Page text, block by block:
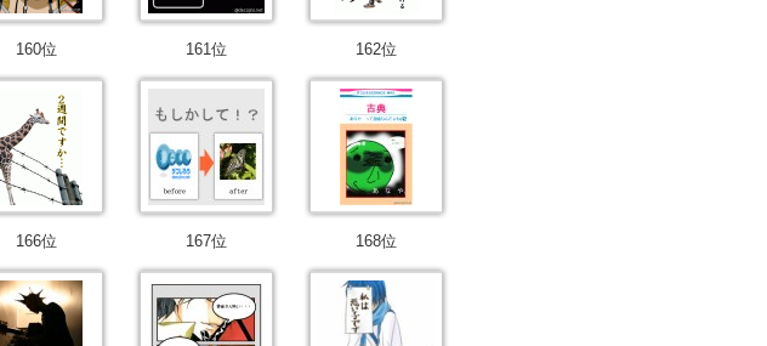
160位 161位 162位
166位 167位 168位